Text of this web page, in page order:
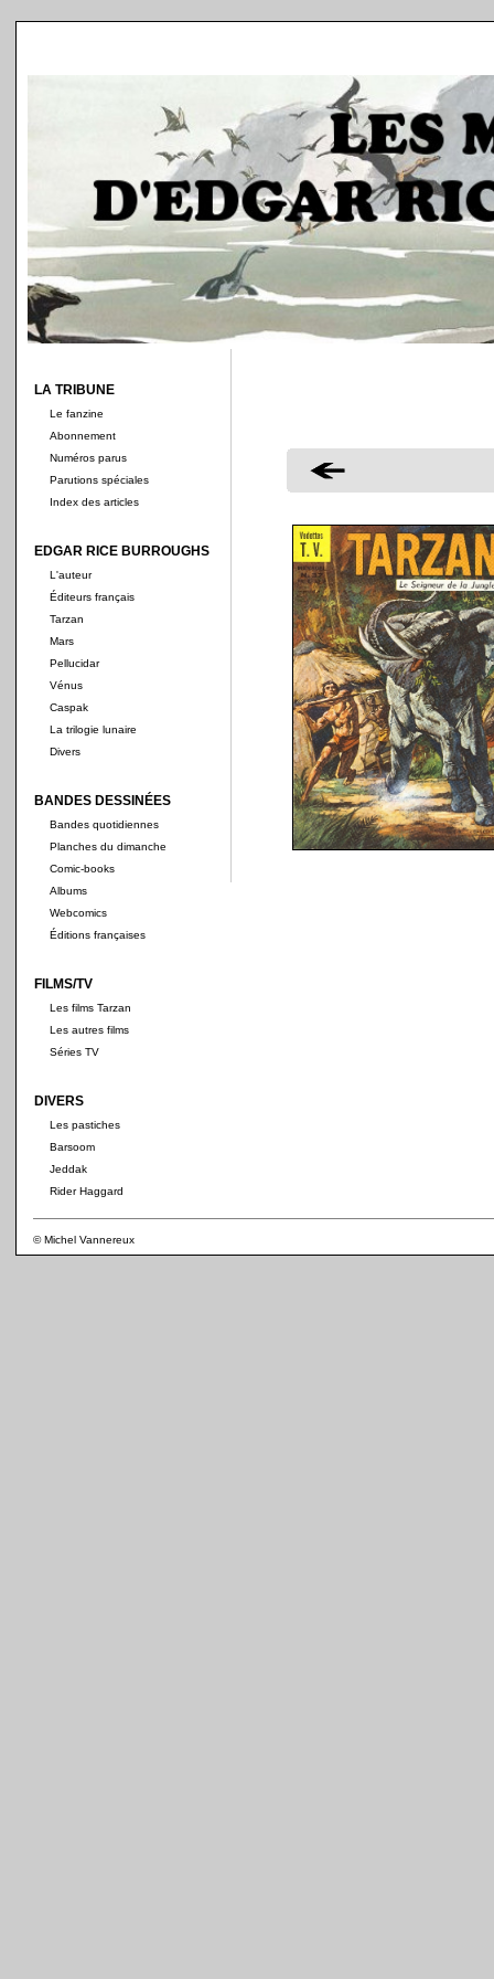
LA TRIBUNE
Le fanzine
Abonnement
Numéros parus
Parutions spéciales
Index des articles
EDGAR RICE BURROUGHS
L'auteur
Éditeurs français
Tarzan
Mars
Pellucidar
Vénus
Caspak
La trilogie lunaire
Divers
BANDES DESSINÉES
Bandes quotidiennes
Planches du dimanche
Comic-books
Albums
Webcomics
Éditions françaises
FILMS/TV
Les films Tarzan
Les autres films
Séries TV
DIVERS
Les pastiches
Barsoom
Jeddak
Rider Haggard
© Michel Vannereux